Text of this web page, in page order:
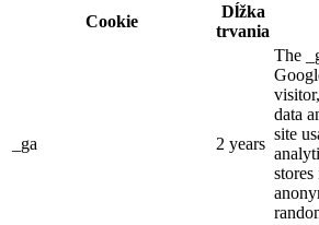
Cookie
Dĺžka
trvania
_ga 2 years
The
data
site